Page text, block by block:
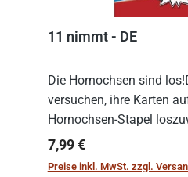
11 nimmt - DE
Die Hornochsen sind
versuchen, ihre Karten
Hornochsen-Stapel
kniffliger als gedacht,
zwischen ausgespielter
Regulärer Preis:
7,99 €
Preise inkl. MwSt. zzgl.